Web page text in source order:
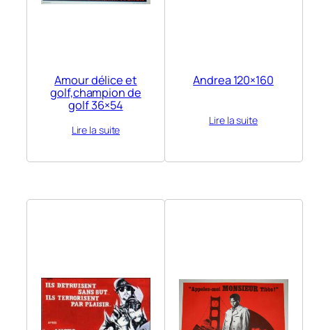
Amour délice et
golf,champion de
golf 36×54
Lire la suite
Andrea 120×160
Lire la suite